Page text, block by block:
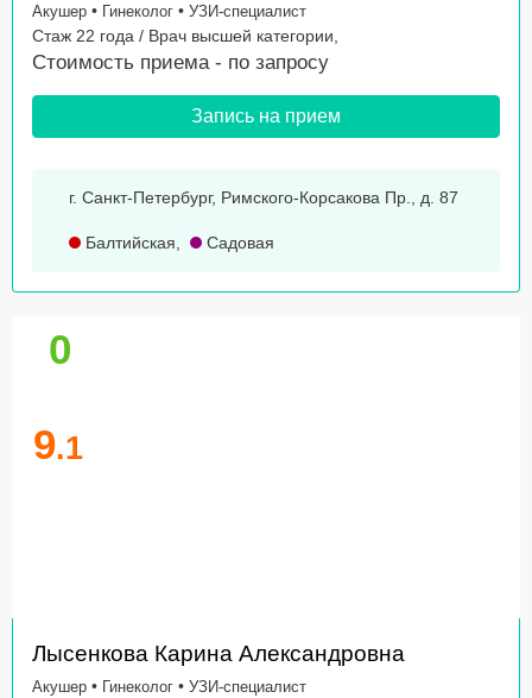
Акушер • Гинеколог • УЗИ-специалист
Стаж 22 года / Врач высшей категории,
Стоимость приема - по запросу
Запись на прием
г. Санкт-Петербург, Римского-Корсакова Пр., д. 87
Балтийская, Садовая
0
9.1
Лысенкова Карина Александровна
Акушер • Гинеколог • УЗИ-специалист